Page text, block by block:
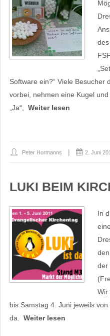
Software ein?“ Viele Besucher
vorbei, nehmen eine Kugel
„Ja“,
Weiter lesen
Peter Hormanns 2. Juni
LUKI BEIM
In
der
Wir
bis Samstag 4. Juni jeweils
da.
Weiter lesen